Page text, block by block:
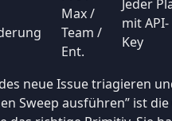
Max /
Team /
Ent.
Jeder
mit API-
Key
neue Issue triagieren
Sweep ausführen” ist die